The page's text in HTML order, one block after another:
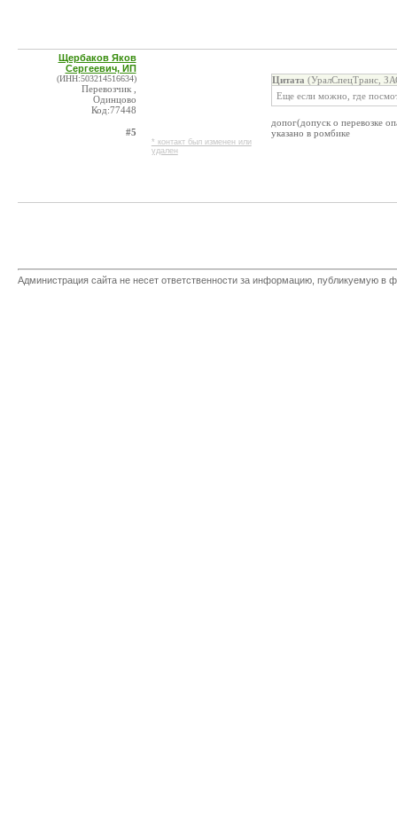
Щербаков Яков
Сергеевич, ИП
(ИНН:503214516634)
Перевозчик ,
Одинцово
Код:77448
#5
* контакт был изменен или
удален
Цитата (УралСпецТранс,
Еще если можно, где
допог(допуск о перевозке
указано в ромбике
Администрация сайта не несет ответственности за информацию, публикуемую